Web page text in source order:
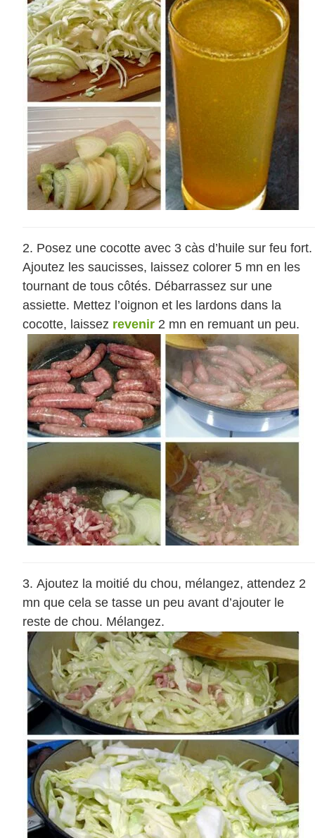
Posez une cocotte avec 3 càs d’huile sur feu fort.
Ajoutez les saucisses, laissez colorer 5 mn en les
tournant de tous côtés. Débarrassez sur une
assiette. Mettez l’oignon et les lardons dans la
cocotte, laissez revenir 2 mn en remuant un peu.
Ajoutez la moitié du chou, mélangez, attendez 2
mn que cela se tasse un peu avant d’ajouter le
reste de chou. Mélangez.